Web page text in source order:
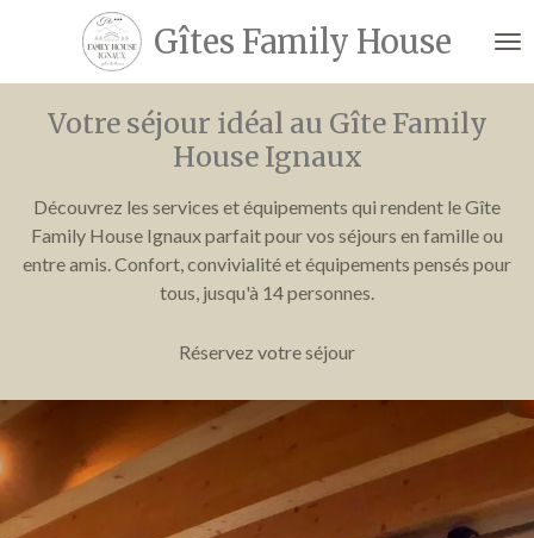
contenu
principal
Gîtes Family House
Votre séjour idéal au Gîte Family
House Ignaux
Découvrez les services et équipements qui rendent le Gîte
Family House Ignaux parfait pour vos séjours en famille ou
entre amis. Confort, convivialité et équipements pensés pour
tous, jusqu'à 14 personnes.
Réservez votre séjour